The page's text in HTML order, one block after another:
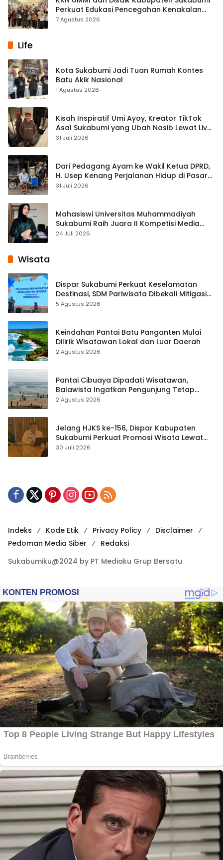
Perkuat Edukasi Pencegahan Kenakalan
Remaja di SMPN 2 Tegalbuleud
7 Agustus 2026
Life
Kota Sukabumi Jadi Tuan Rumah Kontes
Batu Akik Nasional
1 Agustus 2026
Kisah Inspiratif Umi Ayoy, Kreator TikTok
Asal Sukabumi yang Ubah Nasib Lewat Live
Streaming
31 Juli 2026
Dari Pedagang Ayam ke Wakil Ketua DPRD,
H. Usep Kenang Perjalanan Hidup di Pasar
Cisaat
31 Juli 2026
Mahasiswi Universitas Muhammadiyah
Sukabumi Raih Juara II Kompetisi Media
Pembelajaran Digital Tingkat Internasional
24 Juli 2026
Wisata
Dispar Sukabumi Perkuat Keselamatan
Destinasi, SDM Pariwisata Dibekali Mitigasi
hingga Teknik Evakuasi
5 Agustus 2026
Keindahan Pantai Batu Panganten Mulai
Dilirik Wisatawan Lokal dan Luar Daerah
2 Agustus 2026
Pantai Cibuaya Dipadati Wisatawan,
Balawista Ingatkan Pengunjung Tetap
Waspada
2 Agustus 2026
Jelang HJKS ke-156, Dispar Kabupaten
Sukabumi Perkuat Promosi Wisata Lewat
Publikasi Digital
30 Juli 2026
Indeks Kode Etik Privacy Policy
Disclaimer
Pedoman Media Siber
Redaksi
Sukabumiku@2024 by PT Mediaku Grup Bersatu